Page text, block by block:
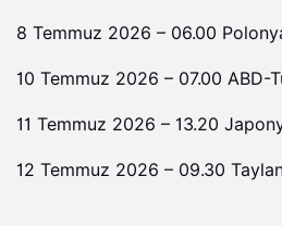
8 Temmuz 2026 – 06.00
10 Temmuz 2026 – 07.00 ABD-
11 Temmuz 2026 – 13.20
12 Temmuz 2026 – 09.30